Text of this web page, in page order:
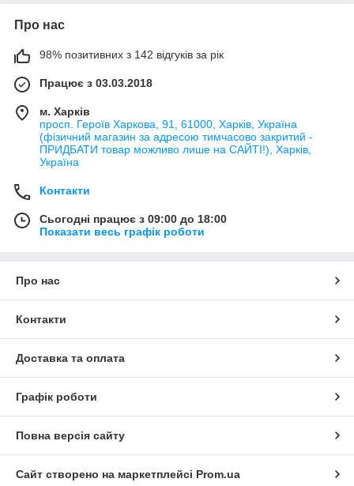
Про нас
98% позитивних з 142 відгуків за рік
Працює з 03.03.2018
м. Харків
просп. Героїв Харкова, 91, 61000, Харків, Україна
(фізичний магазин за адресою тимчасово закритий -
ПРИДБАТИ товар можливо лише на САЙТІ!), Харків,
Україна
Контакти
Сьогодні працює з 09:00 до 18:00
Показати весь графік роботи
Про нас
Контакти
Доставка та оплата
Графік роботи
Повна версія сайту
Сайт створено на маркетплейсі Prom.ua